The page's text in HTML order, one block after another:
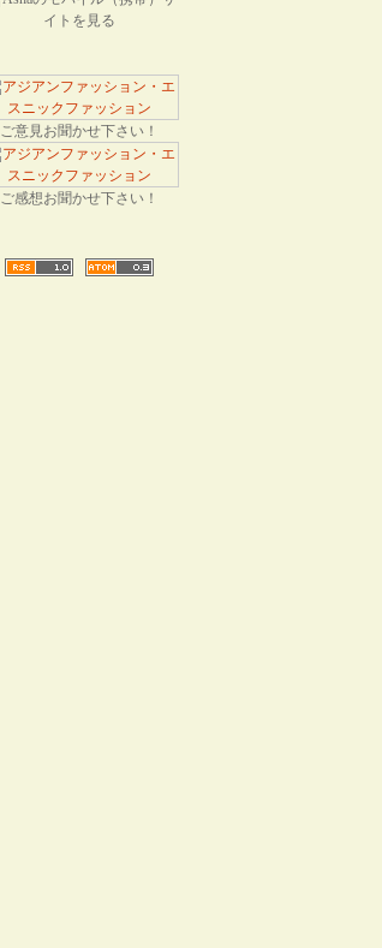
ご意見お聞かせ下さい！
ご感想お聞かせ下さい！